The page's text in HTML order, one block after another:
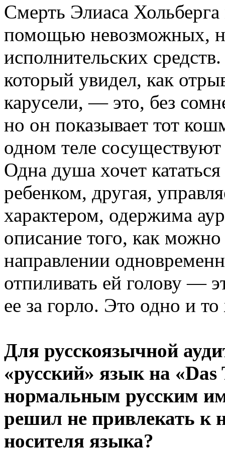
Смерть Элиаса
помощью невозможных,
исполнительских
который увидел, как
карусели, — это, без
но он показывает тот
одном теле
Одна душа хочет
ребенком, другая,
характером, одержима
описание того, как
направлении
отпиливать ей голову —
ее за горло. Это одно и
Для русскоязычной
«русский» язык на
нормальным русским
решил не привлекать к
носителя языка?